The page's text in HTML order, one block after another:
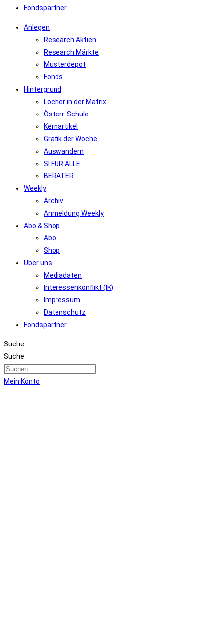
Fondspartner
Anlegen
Research Aktien
Research Märkte
Musterdepot
Fonds
Hintergrund
Löcher in der Matrix
Österr. Schule
Kernartikel
Grafik der Woche
Auswandern
SI FÜR ALLE
BERATER
Weekly
Archiv
Anmeldung Weekly
Abo & Shop
Abo
Shop
Über uns
Mediadaten
Interessenkonflikt (IK)
Impressum
Datenschutz
Fondspartner
Suche
Suche
Mein Konto